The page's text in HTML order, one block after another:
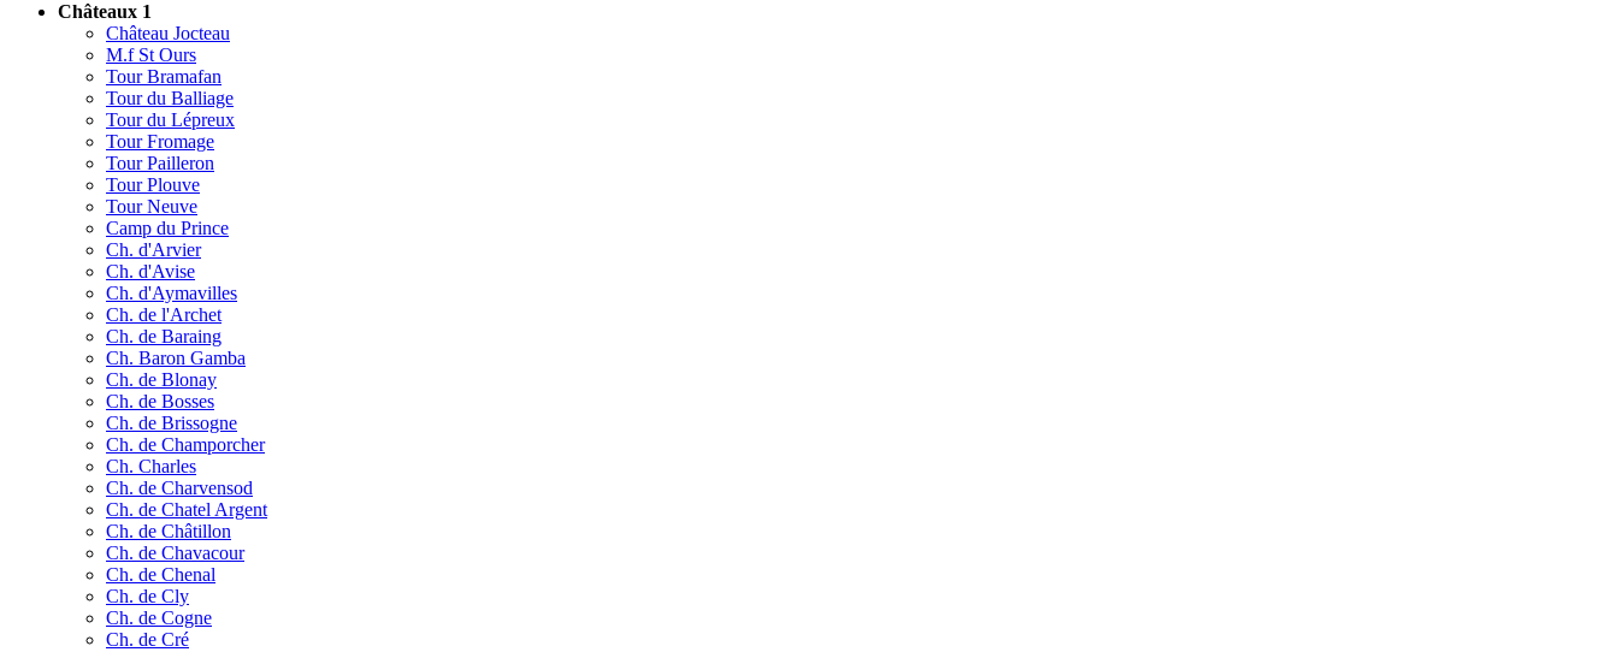
Châteaux 1
Château Jocteau
M.f St Ours
Tour Bramafan
Tour du Balliage
Tour du Lépreux
Tour Fromage
Tour Pailleron
Tour Plouve
Tour Neuve
Camp du Prince
Ch. d'Arvier
Ch. d'Avise
Ch. d'Aymavilles
Ch. de l'Archet
Ch. de Baraing
Ch. Baron Gamba
Ch. de Blonay
Ch. de Bosses
Ch. de Brissogne
Ch. de Champorcher
Ch. Charles
Ch. de Charvensod
Ch. de Chatel Argent
Ch. de Châtillon
Ch. de Chavacour
Ch. de Chenal
Ch. de Cly
Ch. de Cogne
Ch. de Cré